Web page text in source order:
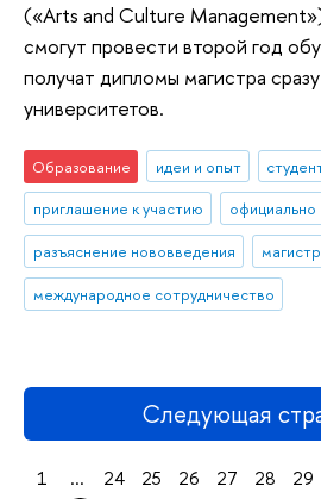
(«Arts and Culture
смогут провести второй год
получат дипломы магистра
университетов.
Образование идеи и опыт
приглашение к участию
официально
разъяснение нововведения
международное сотрудничество
Следующая
1 ... 24 25 26 27 28 29